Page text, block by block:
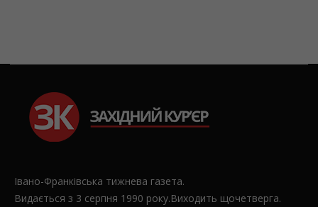
Івано-Франківська тижнева газета.
Видається з 3 серпня 1990 року.Виходить щочетверга.